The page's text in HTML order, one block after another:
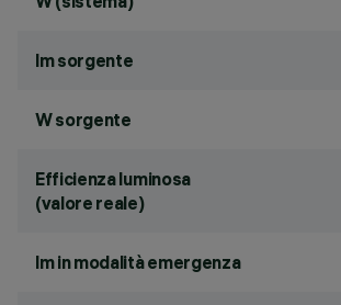
lm sorgente
W sorgente
Efficienza luminosa
(valore reale)
lm in modalità emergenza